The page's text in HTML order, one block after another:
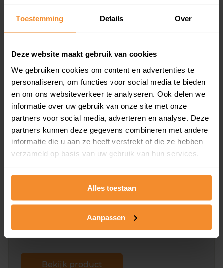
Toestemming Details Over
Deze website maakt gebruik van cookies
We gebruiken cookies om content en advertenties te
personaliseren, om functies voor social media te bieden
en om ons websiteverkeer te analyseren. Ook delen we
informatie over uw gebruik van onze site met onze
partners voor social media, adverteren en analyse. Deze
partners kunnen deze gegevens combineren met andere
informatie die u aan ze heeft verstrekt of die ze hebben
verzameld op basis van uw gebruik van hun services.
Alles toestaan
Aanpassen
Een overzicht van alle verkochte woningen (koopsom
en koopdatum) binnen een postcodegebied. Dit
inclusief een jaar lang gratis updates van nieuwe
Bekijk product
Direct leverbaar
Kadastrale kaart pakket
Alleen globale ligging perceel
omliggende percelen met de kadastrale erfgrenzen,
dit inclusief de luchtfoto!
Bekijk product